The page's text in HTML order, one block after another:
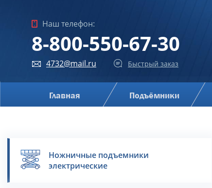
Наш телефон:
8-800-550-67-30
4732@mail.ru Быстрый заказ
Главная Подъёмники
Ножничные подъемники
электрические